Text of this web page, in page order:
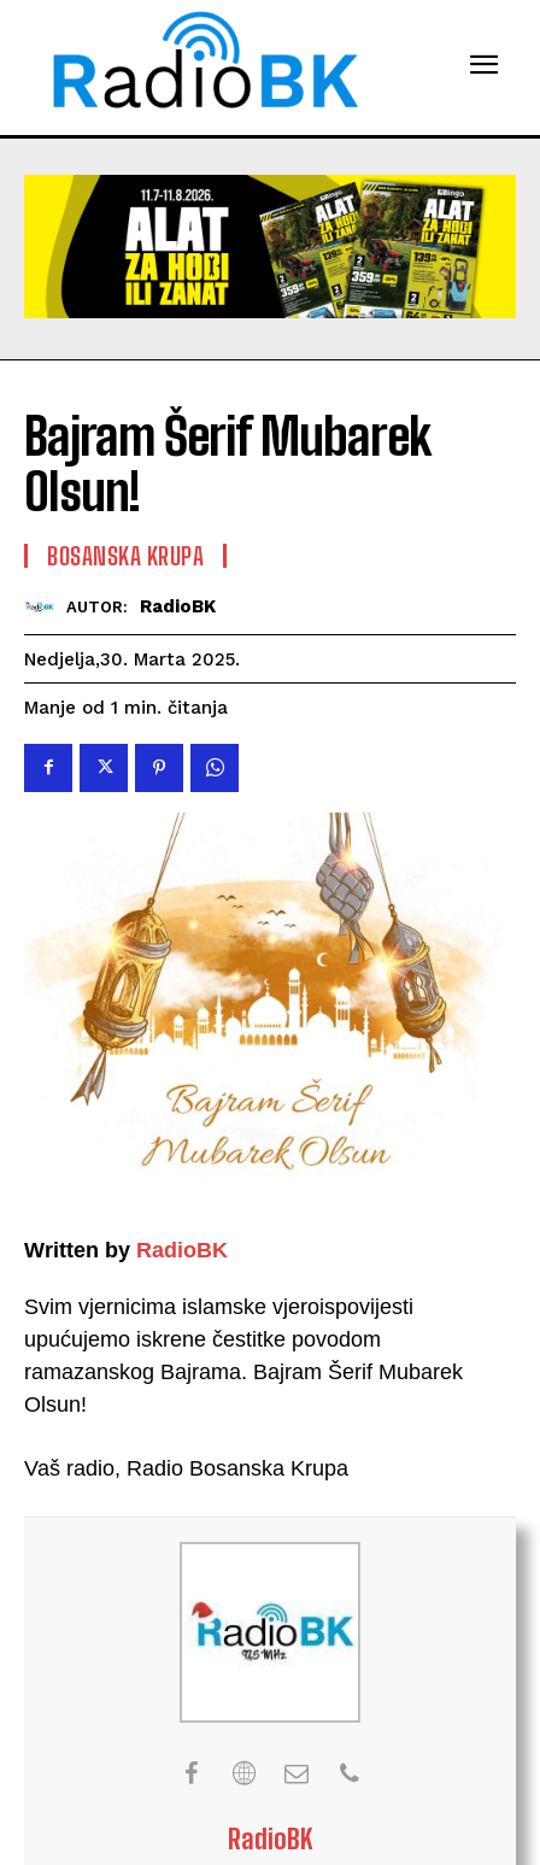
Bajram Šerif Mubarek
Olsun!
BOSANSKA KRUPA
AUTOR: RadioBK
Nedjelja,30. Marta 2025.
Manje od 1 min. čitanja
Written by RadioBK
Svim vjernicima islamske vjeroispovijesti
upućujemo iskrene čestitke povodom
ramazanskog Bajrama. Bajram Šerif Mubarek
Olsun!
Vaš radio, Radio Bosanska Krupa
RadioBK